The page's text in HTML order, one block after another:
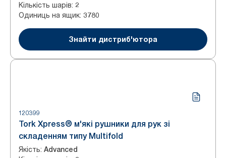
Кількість шарів: 2
Одиниць на ящик: 3780
Знайти дистриб'ютора
120399
Tork Xpress® м'які рушники для рук зі
складенням типу Multifold
Якість: Advanced